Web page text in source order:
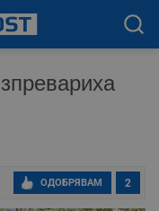
2
ОДОБРЯВАМ